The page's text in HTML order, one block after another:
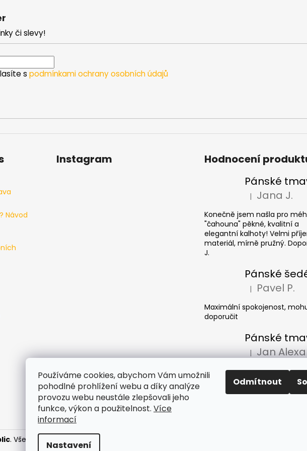
Používáme cookies, abychom Vám umožnili
pohodlné prohlížení webu a díky analýze
provozu webu neustále zlepšovali jeho
funkce, výkon a použitelnost. Více
informací
Nastavení
Odmítnout
či slevy!
s podmínkami ochrany osobních údajů
Návod
Instagram
Hodnocení
Hodnocení
| Jana J.
Konečně jsem našla pro
"čahouna" pěkné, kvalitní a
elegantní kalhoty! Velmi
materiál, mírně pružný.
J.
Hodnocení
| Pavel P.
Maximální spokojenost,
doporučit
Hodnocení
|
Džíny dobrý, doručení super.
. Všechna práva vyhrazena.